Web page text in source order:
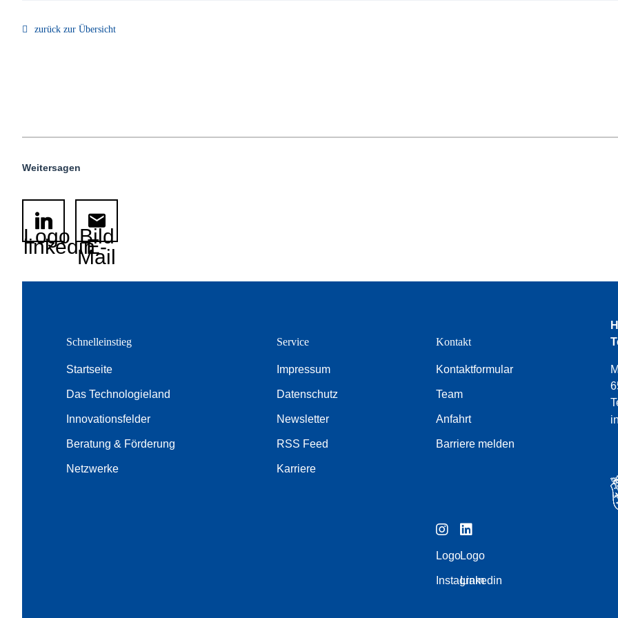
zurück zur Übersicht
Weitersagen
Logo
linkedinBild
E-
Mail
Schnelleinstieg
Startseite
Das Technologieland
Innovationsfelder
Beratung & Förderung
Netzwerke
Service
Impressum
Datenschutz
Newsletter
RSS Feed
Karriere
Kontakt
Kontaktformular
Team
Anfahrt
Barriere melden
Logo
Instagram
Logo
Linkedin